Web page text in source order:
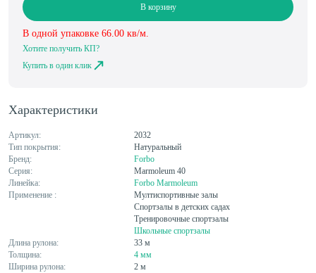
Характеристики
Артикул:
2032
Тип покрытия:
Натуральный
Бренд:
Forbo
Серия:
Marmoleum 40
Линейка:
Forbo Marmoleum
Применение :
Мултиспортивные залы
Спортзалы в детских садах
Тренировочные спортзалы
Школьные спортзалы
Длина рулона:
33 м
Толщина:
4 мм
Ширина рулона:
2 м
В корзину
В одной упаковке 66.00 кв/м.
Хотите получить КП?
Купить в один клик